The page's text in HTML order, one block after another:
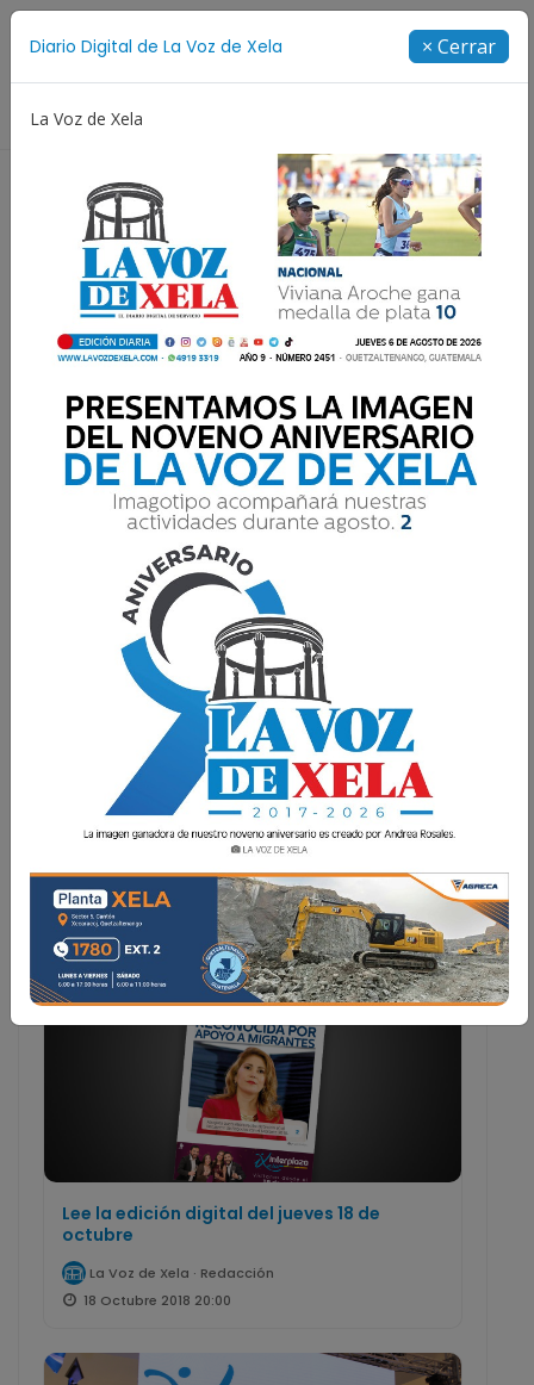
Diario Digital de La Voz de Xela × Cerrar
La Voz de Xela
Niñez y Adolescencia Estafa Protección
NOTICIAS
Lee la edición digital del viernes 19 de
octubre
19 Octubre 2018 20:30
Lee la edición digital del jueves 18 de
octubre
La Voz de Xela · Redacción
18 Octubre 2018 20:00